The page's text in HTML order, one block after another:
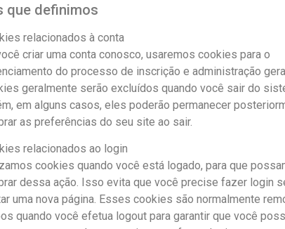
que definimos
relacionados à conta
criar uma conta conosco, usaremos cookies para o
do processo de inscrição e administração
geralmente serão excluídos quando você sair do
em alguns casos, eles poderão permanecer
as preferências do seu site ao sair.
relacionados ao login
cookies quando você está logado, para que
dessa ação. Isso evita que você precise fazer login
uma nova página. Esses cookies são normalmente
quando você efetua logout para garantir que você